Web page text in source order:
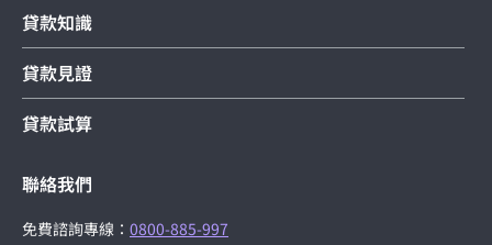
貸款知識
貸款見證
貸款試算
聯絡我們
免費諮詢專線： 0800-885-997